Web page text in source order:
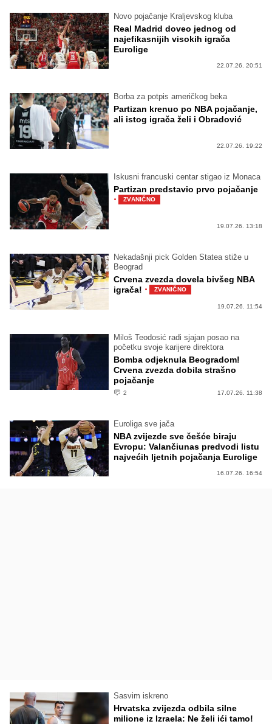
Novo pojačanje Kraljevskog kluba
Real Madrid doveo jednog od
najefikasnijih visokih igrača
Eurolige
22.07.26. 20:51
Borba za potpis američkog beka
Partizan krenuo po NBA pojačanje,
ali istog igrača želi i Obradović
22.07.26. 19:22
Iskusni francuski centar stigao iz Monaca
Partizan predstavio prvo pojačanje
· ZVANIČNO
19.07.26. 13:18
Nekadašnji pick Golden Statea stiže u
Beograd
Crvena zvezda dovela bivšeg NBA
igrača! · ZVANIČNO
19.07.26. 11:54
Miloš Teodosić radi sjajan posao na
početku svoje karijere direktora
Bomba odjeknula Beogradom!
Crvena zvezda dobila strašno
pojačanje
2 17.07.26. 11:38
Euroliga sve jača
NBA zvijezde sve češće biraju
Evropu: Valančiunas predvodi listu
najvećih ljetnih pojačanja Eurolige
16.07.26. 16:54
Sasvim iskreno
Hrvatska zvijezda odbila silne
milione iz Izraela: Ne želi ići tamo!